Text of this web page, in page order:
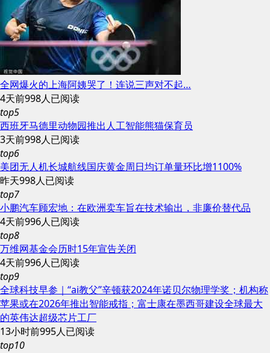
全网爆火的上海阿姨哭了！连说三声对不起…
4天前998人已阅读
top5
西班牙马德里动物园推出人工智能熊猫保育员
3天前998人已阅读
top6
美团无人机长城航线国庆黄金周日均订单量环比增1100%
昨天998人已阅读
top7
小鹏汽车顾宏地：在欧洲卖车旨在技术输出，非廉价替代品
4天前996人已阅读
top8
万维网基金会历时15年宣告关闭
4天前996人已阅读
top9
全球科技早参｜“ai教父”辛顿获2024年诺贝尔物理学奖；机构称
苹果或在2026年推出智能戒指；富士康在墨西哥建设全球最大
的英伟达超级芯片工厂
13小时前995人已阅读
top10